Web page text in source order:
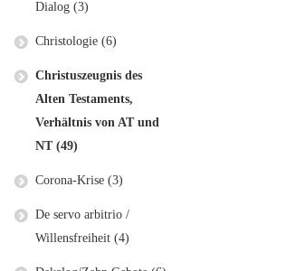
Dialog (3)
Christologie (6)
Christuszeugnis des
Alten Testaments,
Verhältnis von AT und
NT (49)
Corona-Krise (3)
De servo arbitrio /
Willensfreiheit (4)